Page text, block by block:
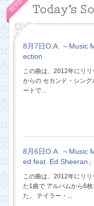
8月7日O.A. ～Music
ection
この曲は、2012年にリリ
からの セカンド・シン
ートで...
8月6日O.A. ～Music
ed feat. Ed Sheeran
この曲は、2012年にリ
た1曲で アルバムから6
た。 テイラー・...